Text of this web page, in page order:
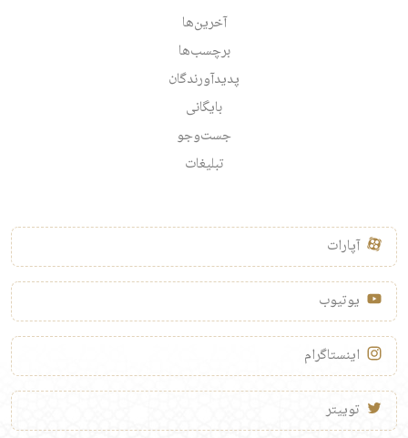
آخرین‌ها
برچسب‌ها
پدیدآورندگان
بایگانی
جست‌وجو
تبلیغات
آپارات
یوتیوب
اینستاگرام
توییتر